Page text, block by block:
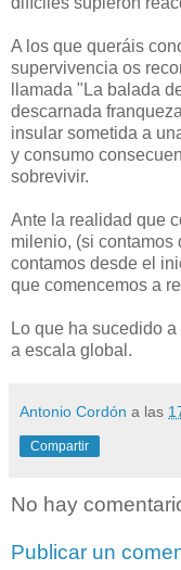
A los que queráis
supervivencia os
llamada "La balada
descarnada
insular sometida a
y consumo
sobrevivir.
Ante la realidad que
milenio, (si contamos
contamos desde el
que comencemos a
Lo que ha sucedido
a escala global.
Antonio Cordón a las
Compartir
No hay
Publicar un